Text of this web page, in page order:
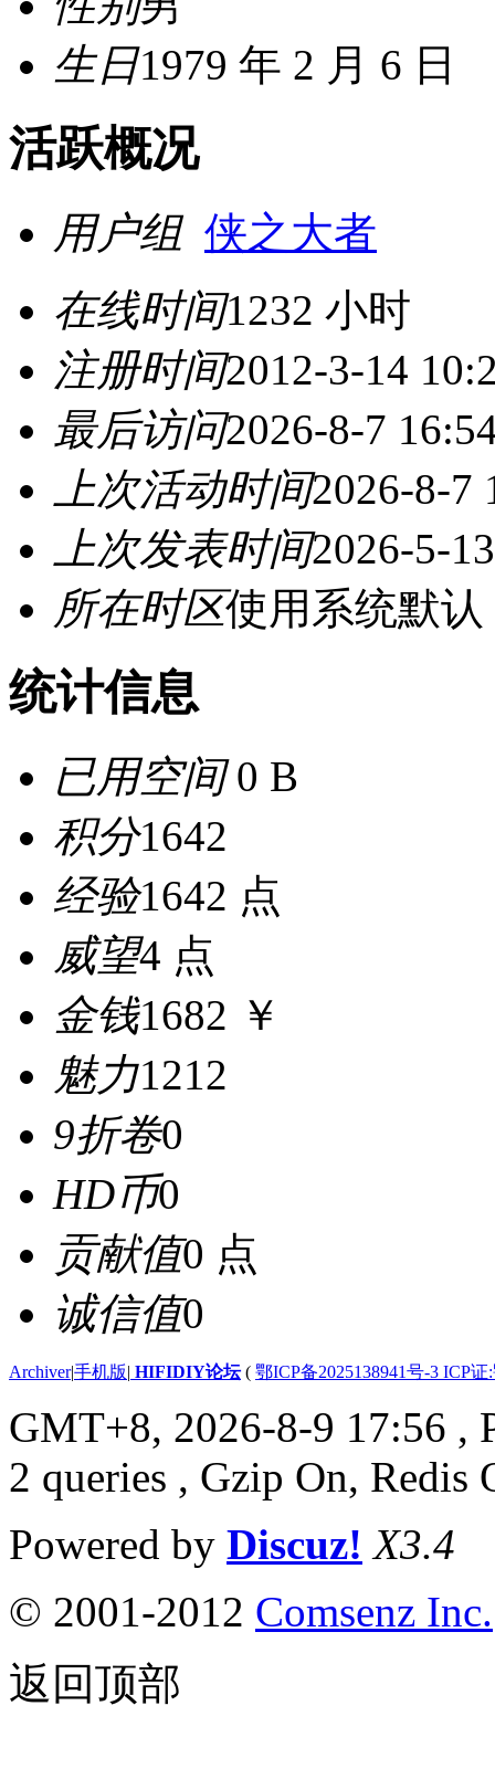
生日1979 年 2 月 6 日
活跃概况
用户组 侠之大者
在线时间1232 小时
注册时间2012-3-14
最后访问2026-8-7
上次活动时间2026-8-7
上次发表时间2026-5-
所在时区使用系统默认
统计信息
已用空间0 B
积分1642
经验1642 点
威望4 点
金钱1682 ￥
魅力1212
9折卷0
HD币0
贡献值0 点
诚信值0
Archiver|手机版| HIFIDIY论坛( 鄂ICP备2025138941号-3 ICP
GMT+8, 2026-8-9 17:56 ,
2 queries , Gzip On, Redis
Powered by Discuz! X3.4
© 2001-2012 Comsenz Inc.
返回顶部